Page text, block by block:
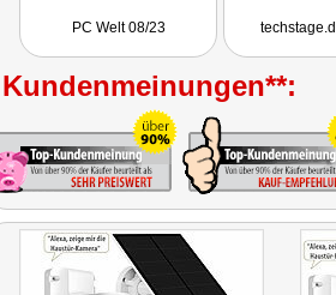
PC Welt 08/23
Kundenmeinungen**: